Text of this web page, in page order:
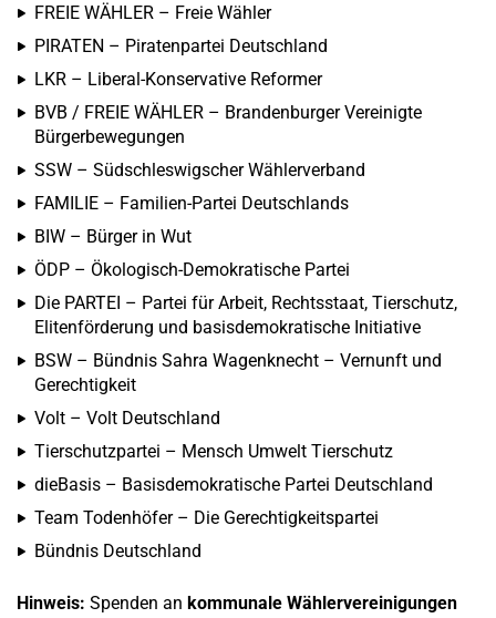
FREIE WÄHLER – Freie Wähler
PIRATEN – Piratenpartei Deutschland
LKR – Liberal-Konservative Reformer
BVB / FREIE WÄHLER – Brandenburger Vereinigte
Bürgerbewegungen
SSW – Südschleswigscher Wählerverband
FAMILIE – Familien-Partei Deutschlands
BIW – Bürger in Wut
ÖDP – Ökologisch-Demokratische Partei
Die PARTEI – Partei für Arbeit, Rechtsstaat, Tierschutz,
Elitenförderung und basisdemokratische Initiative
BSW – Bündnis Sahra Wagenknecht – Vernunft und
Gerechtigkeit
Volt – Volt Deutschland
Tierschutzpartei – Mensch Umwelt Tierschutz
dieBasis – Basisdemokratische Partei Deutschland
Team Todenhöfer – Die Gerechtigkeitspartei
Bündnis Deutschland
Hinweis: Spenden an kommunale Wählervereinigungen